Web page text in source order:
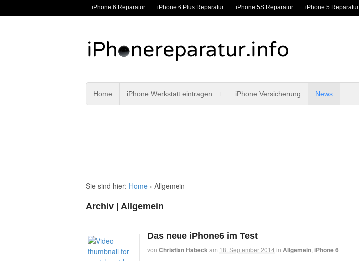
iPhone 6 Reparatur iPhone 6 Plus Reparatur iPhone 5S Reparatur iPhone 5 Reparatur
Home iPhone Werkstatt eintragen iPhone Versicherung News
Sie sind hier: Home › Allgemein
Archiv | Allgemein
Das neue iPhone6 im Test
von Christian Habeckam 18. September 2014 in Allgemein iPhone 6